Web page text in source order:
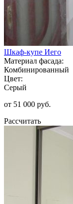
Шкаф-купе Иего
Материал фасада:
Комбинированный
Цвет:
Серый
от 51 000 руб.
Рассчитать